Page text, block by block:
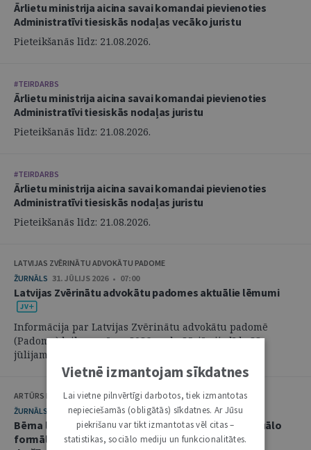
Ārlietu ministrija aicina savai komandai pievienoties
Administratīvi tiesiskās nodaļas vecāko juristu
Pieteikšanās līdz: 21.08.2026.
#TEIRDARBS
Ārlietu ministrija aicina savai komandai pievienoties
Administratīvi tiesiskās nodaļas juristu
Pieteikšanās līdz: 21.08.2026.
#TEIRDARBS
Ārlietu ministrija aicina savai komandai pievienoties
Administratīvi tiesiskās nodaļas juristu
Pieteikšanās līdz: 21.08.2026.
LATVIJAS ZVĒRINĀTU ADVOKĀTU PADOME
ŽURNĀLS 31. JŪLIJS 2026 • 07:00
Latvijas Zvērinātu advokātu padomes aktuālie lēmumi
Informācija par Latvijas Zvērinātu advokātu padomē
(Padome) laikposmā no 2026. gada 25. jūnija līdz 28.
jūlijam pieņemtajiem lēmumiem. ...
ARTŪRS KURBATOVS, INGA KUDEIKINA, MARTA URBĀNE
ŽURNĀLS
29. JŪLIJS 2026 • 08:00
Bērna labākās intereses civilprocesā: starp procesuālo
formālismu un pienākumu nekavējoties reaģēt uz
Vietnē izmantojam sīkdatnes
Lai vietne pilnvērtīgi darbotos, tiek izmantotas
nepieciešamās (obligātās) sīkdatnes. Ar Jūsu
piekrišanu var tikt izmantotas vēl citas –
statistikas, sociālo mediju un funkcionalitātes.